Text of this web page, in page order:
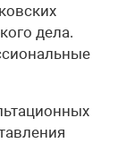
дела.